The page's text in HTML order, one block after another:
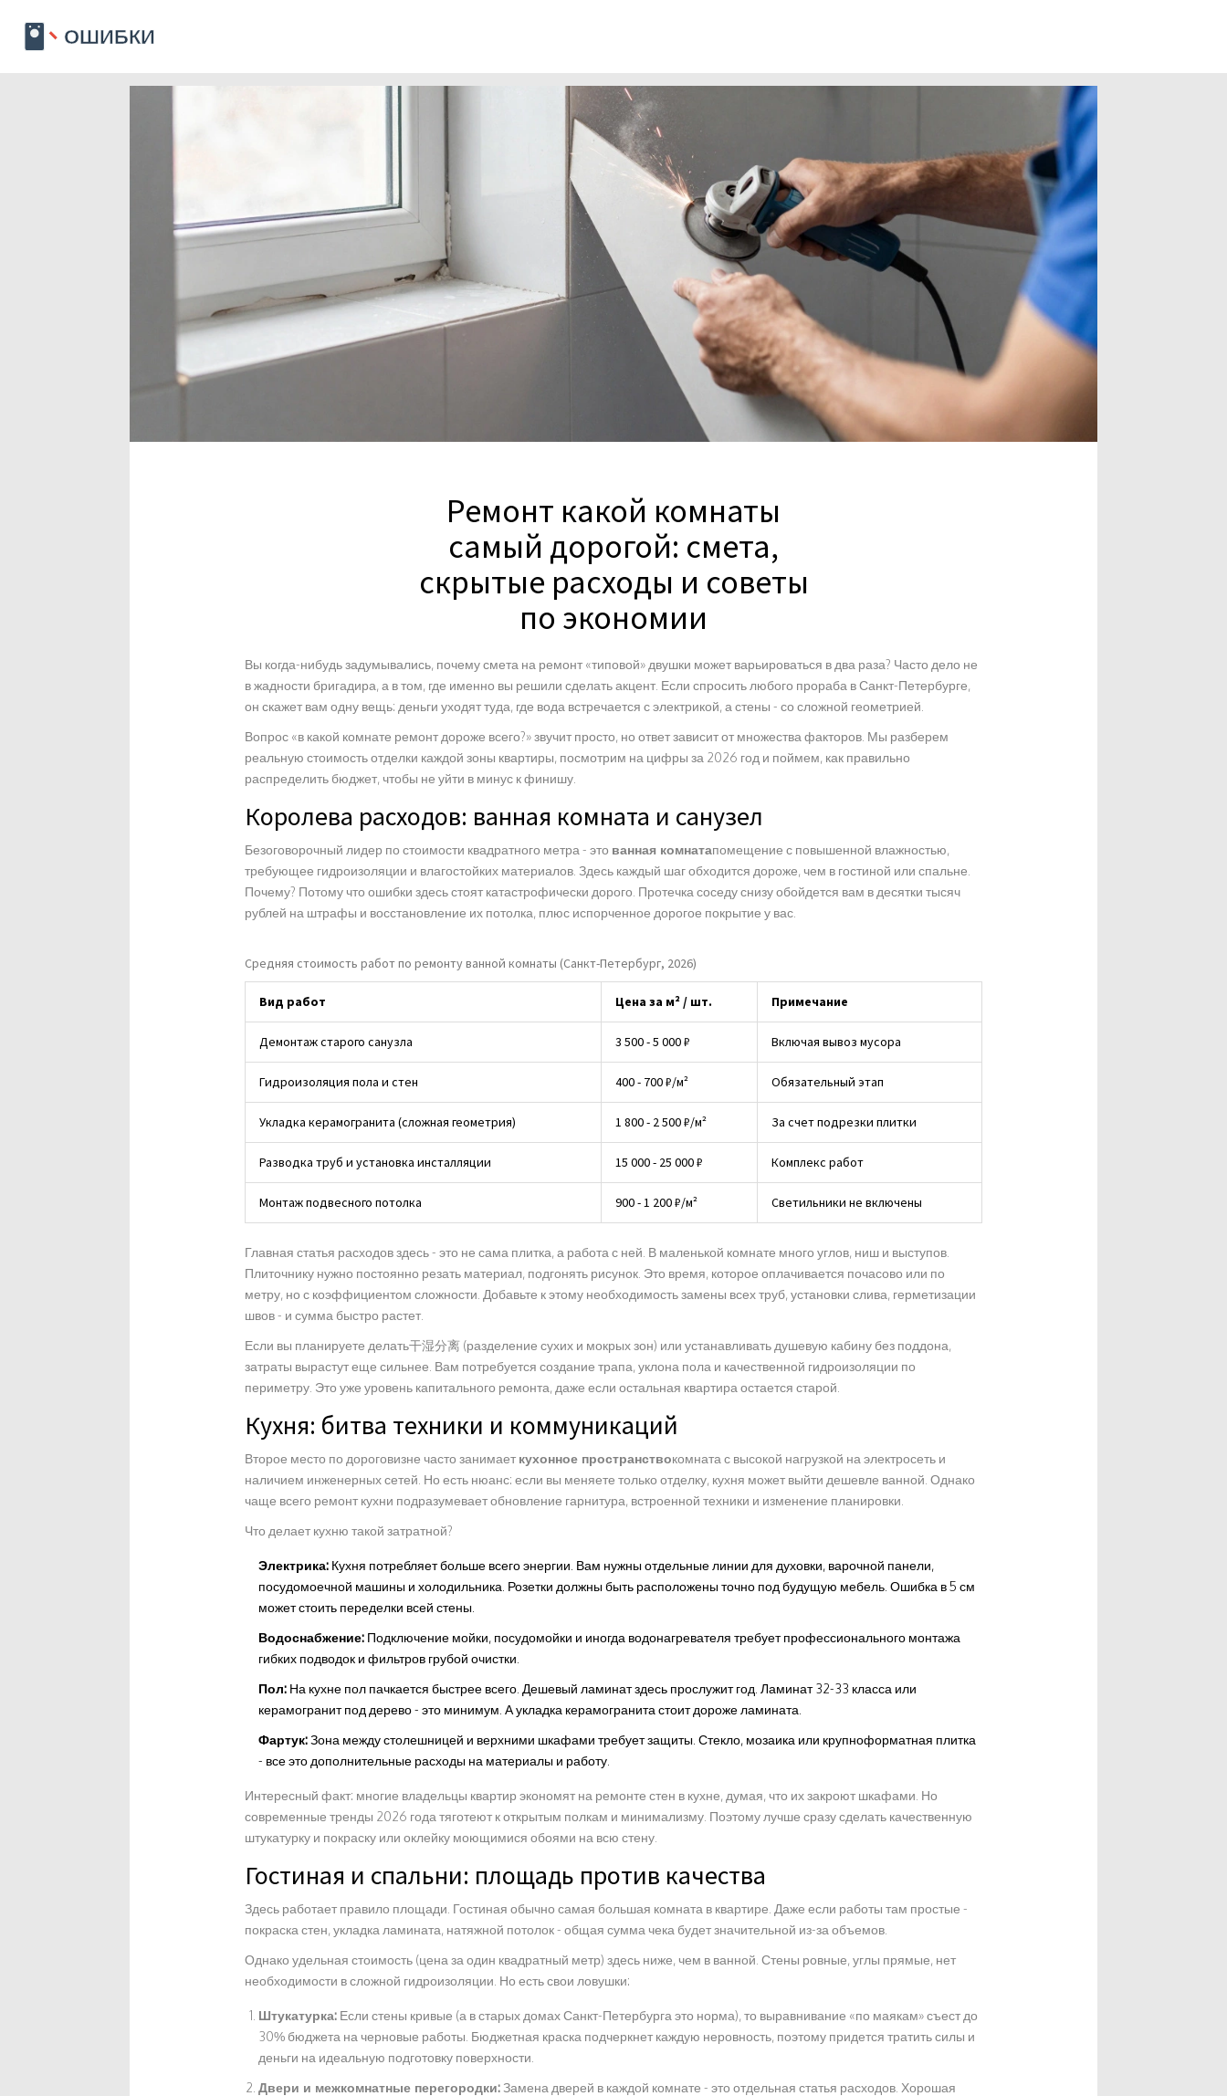
Ремонт какой комнаты
самый дорогой: смета,
скрытые расходы и советы
по экономии
Вы когда-нибудь задумывались, почему смета на ремонт «типовой» двушки может варьироваться в два раза? Часто дело не
в жадности бригадира, а в том, где именно вы решили сделать акцент. Если спросить любого прораба вСанкт-Петербурге,
он скажет вам одну вещь: деньги уходят туда, где вода встречается с электрикой, а стены - со сложной геометрией.
Вопрос «в какой комнате ремонт дороже всего?» звучит просто, но ответ зависит от множества факторов. Мы разберем
реальную стоимость отделки каждой зоны квартиры, посмотрим на цифры за 2026 год и поймем, как правильно
распределить бюджет, чтобы не уйти в минус к финишу.
Королева расходов: ванная комната и санузел
Безоговорочный лидер по стоимости квадратного метра - это ванная комнатапомещение с повышенной влажностью,
требующее гидроизоляции и влагостойких материалов. Здесь каждый шаг обходится дороже, чем в гостиной или спальне.
Почему? Потому что ошибки здесь стоят катастрофически дорого. Протечка соседу снизу обойдется вам в десятки тысяч
рублей на штрафы и восстановление их потолка, плюс испорченное дорогое покрытие у вас.
Средняя стоимость работ по ремонту ванной комнаты (Санкт-Петербург, 2026)
Вид работ Цена за м² / шт. Примечание
Демонтаж старого санузла 3 500 - 5 000 ₽ Включая вывоз мусора
Гидроизоляция пола и стен 400 - 700 ₽/м² Обязательный этап
Укладка керамогранита (сложная геометрия) 1 800 - 2 500 ₽/м² За счет подрезки плитки
Разводка труб и установка инсталляции 15 000 - 25 000 ₽ Комплекс работ
Монтаж подвесного потолка 900 - 1 200 ₽/м² Светильники не включены
Главная статья расходов здесь - это не сама плитка, а работа с ней. В маленькой комнате много углов, ниш и выступов.
Плиточнику нужно постоянно резать материал, подгонять рисунок. Это время, которое оплачивается почасово или по
метру, но с коэффициентом сложности. Добавьте к этому необходимость замены всех труб, установки слива, герметизации
швов - и сумма быстро растет.
Если вы планируете делать干湿分离 (разделение сухих и мокрых зон) или устанавливать душевую кабину без поддона,
затраты вырастут еще сильнее. Вам потребуется создание трапа, уклона пола и качественной гидроизоляции по
периметру. Это уже уровень капитального ремонта, даже если остальная квартира остается старой.
Кухня: битва техники и коммуникаций
Второе место по дороговизне часто занимает кухонное пространствокомната с высокой нагрузкой на электросеть и
наличием инженерных сетей . Но есть нюанс: если вы меняете только отделку, кухня может выйти дешевле ванной. Однако
чаще всего ремонт кухни подразумевает обновление гарнитура, встроенной техники и изменение планировки.
Что делает кухню такой затратной?
Электрика:Кухня потребляет больше всего энергии. Вам нужны отдельные линии для духовки, варочной панели,
посудомоечной машины и холодильника. Розетки должны быть расположены точно под будущую мебель. Ошибка в 5 см
может стоить переделки всей стены.
Водоснабжение:Подключение мойки, посудомойки и иногда водонагревателя требует профессионального монтажа
гибких подводок и фильтров грубой очистки.
Пол:На кухне пол пачкается быстрее всего. Дешевый ламинат здесь прослужит год. Ламинат 32-33 класса или
керамогранит под дерево - это минимум. А укладка керамогранита стоит дороже ламината.
Фартук:Зона между столешницей и верхними шкафами требует защиты. Стекло, мозаика или крупноформатная плитка
- все это дополнительные расходы на материалы и работу.
Интересный факт: многие владельцы квартир экономят на ремонте стен в кухне, думая, что их закроют шкафами. Но
современные тренды 2026 года тяготеют к открытым полкам и минимализму. Поэтому лучше сразу сделать качественную
штукатурку и покраску или оклейку моющимися обоями на всю стену.
Гостиная и спальни: площадь против качества
Здесь работает правило площади. Гостиная обычно самая большая комната в квартире. Даже если работы там простые -
покраска стен, укладка ламината, натяжной потолок - общая сумма чека будет значительной из-за объемов.
Однако удельная стоимость (цена за один квадратный метр) здесь ниже, чем в ванной. Стены ровные, углы прямые, нет
необходимости в сложной гидроизоляции. Но есть свои ловушки:
Штукатурка:Если стены кривые (а в старых домах Санкт-Петербурга это норма), то выравнивание «по маякам» съест до
30% бюджета на черновые работы. Бюджетная краска подчеркнет каждую неровность, поэтому придется тратить силы и
деньги на идеальную подготовку поверхности.
Двери и межкомнатные перегородки:Замена дверей в каждой комнате - это отдельная статья расходов. Хорошая